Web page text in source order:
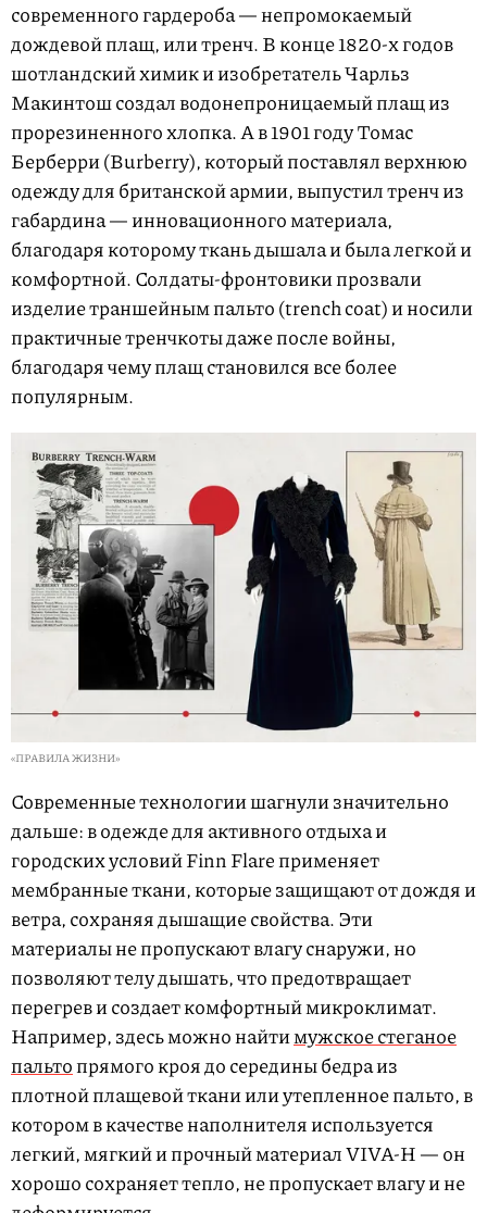
современного гардероба — непромокаемый
дождевой плащ, или тренч. В конце 1820-х годов
шотландский химик и изобретатель Чарльз
Макинтош создал водонепроницаемый плащ из
прорезиненного хлопка. А в 1901 году Томас
Берберри (Burberry), который поставлял верхнюю
одежду для британской армии, выпустил тренч из
габардина — инновационного материала,
благодаря которому ткань дышала и была легкой и
комфортной. Солдаты-фронтовики прозвали
изделие траншейным пальто (trench coat) и носили
практичные тренчкоты даже после войны,
благодаря чему плащ становился все более
популярным.
«ПРАВИЛА ЖИЗНИ»
Современные технологии шагнули значительно
дальше: в одежде для активного отдыха и
городских условий Finn Flare применяет
мембранные ткани, которые защищают от дождя и
ветра, сохраняя дышащие свойства. Эти
материалы не пропускают влагу снаружи, но
позволяют телу дышать, что предотвращает
перегрев и создает комфортный микроклимат.
Например, здесь можно найтимужское стеганое
пальтопрямого кроя до середины бедра из
плотной плащевой ткани или утепленное пальто, в
котором в качестве наполнителя используется
легкий, мягкий и прочный материал VIVA-H — он
хорошо сохраняет тепло, не пропускает влагу и не